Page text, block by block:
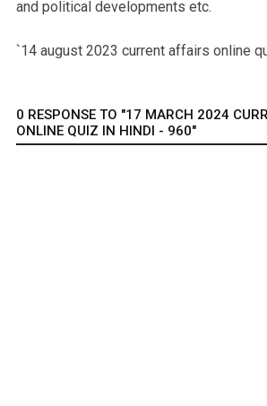
and political developments etc.
`14 august 2023 current affairs online
0 RESPONSE TO "17 MARCH 2024
ONLINE QUIZ IN HINDI - 960"